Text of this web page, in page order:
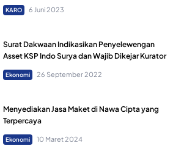
KARO 6 Juni 2023
Surat Dakwaan Indikasikan Penyelewengan
Asset KSP Indo Surya dan Wajib Dikejar Kurator
Ekonomi 26 September 2022
Menyediakan Jasa Maket di Nawa Cipta yang
Terpercaya
Ekonomi 10 Maret 2024